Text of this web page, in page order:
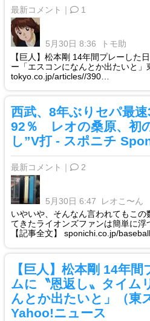
最新コメント｜ 1
5月30日 8:36
トモ助
【巨人】松本剛 14年間プレーした
ー「エスコンになんとか出たいと」
tokyo.co.jp/articles//390…
西武、8年ぶりセパ最
92％ レオの桑原、初
し”V打 - スポニチ
最新コメント｜ 2
5月30日 6:47
レオこ〜ん
いやいや、そんなん言われてもこ
てきたライオンズファンは簡単に浮
【記事全文】 sponichi.co.jp/
【巨人】松本剛 14年
ムに〝恩返し〟タイム
んとか出たいと」（東
Yahoo!ニュース